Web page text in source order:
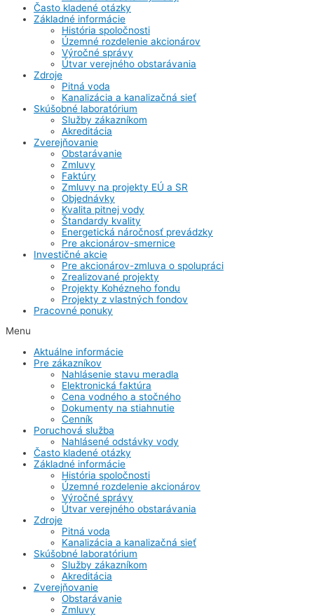
Často kladené otázky
Základné informácie
História spoločnosti
Územné rozdelenie akcionárov
Výročné správy
Útvar verejného obstarávania
Zdroje
Pitná voda
Kanalizácia a kanalizačná sieť
Skúšobné laboratórium
Služby zákazníkom
Akreditácia
Zverejňovanie
Obstarávanie
Zmluvy
Faktúry
Zmluvy na projekty EÚ a SR
Objednávky
Kvalita pitnej vody
Štandardy kvality
Energetická náročnosť prevádzky
Pre akcionárov-smernice
Investičné akcie
Pre akcionárov-zmluva o spolupráci
Zrealizované projekty
Projekty Kohézneho fondu
Projekty z vlastných fondov
Pracovné ponuky
Menu
Aktuálne informácie
Pre zákazníkov
Nahlásenie stavu meradla
Elektronická faktúra
Cena vodného a stočného
Dokumenty na stiahnutie
Cenník
Poruchová služba
Nahlásené odstávky vody
Často kladené otázky
Základné informácie
História spoločnosti
Územné rozdelenie akcionárov
Výročné správy
Útvar verejného obstarávania
Zdroje
Pitná voda
Kanalizácia a kanalizačná sieť
Skúšobné laboratórium
Služby zákazníkom
Akreditácia
Zverejňovanie
Obstarávanie
Zmluvy